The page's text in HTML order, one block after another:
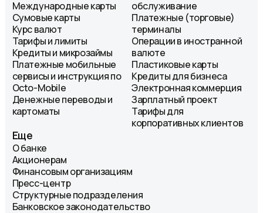
Международные карты
Сумовые карты
Курс валют
Тарифы и лимиты
Кредиты и микрозаймы
Платежные мобильные
сервисы и инструкция по
Octo-Mobile
Денежные переводы и
картоматы
обслуживание
Платежные (торговые)
терминалы
Операции в иностранной
валюте
Пластиковые карты
Кредиты для бизнеса
Электронная коммерция
Зарплатный проект
Тарифы для
корпоративных клиентов
Еще
О банке
Акционерам
Финансовым организациям
Пресс-центр
Структурные подразделения
Банковское законодательство